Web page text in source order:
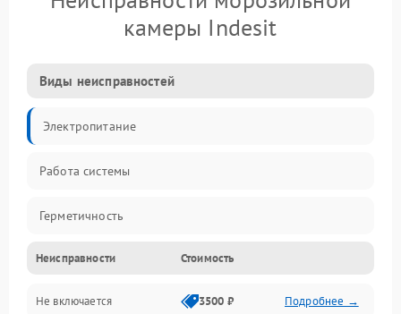
камеры Indesit
Виды неисправностей
Электропитание
Работа системы
Герметичность
Механика
Неисправности Стоимость
Не включается 3500 ₽ Подробнее →